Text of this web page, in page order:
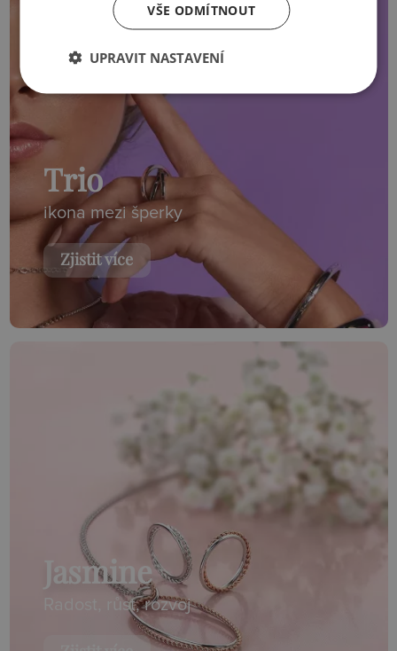
Trio
ikona mezi šperky
Zjistit více
Jasmine
Radost, růst, rozvoj
VŠE ODMÍTNOUT
UPRAVIT NASTAVENÍ